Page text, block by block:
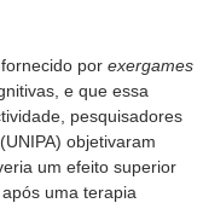
por exergames
e que essa
pesquisadores
objetivaram
um efeito superior
uma terapia